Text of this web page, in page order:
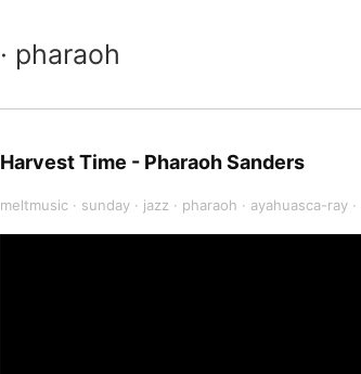
· pharaoh
Harvest Time - Pharaoh Sanders
meltmusic · sunday · jazz · pharaoh · ayahuasca-ray ·